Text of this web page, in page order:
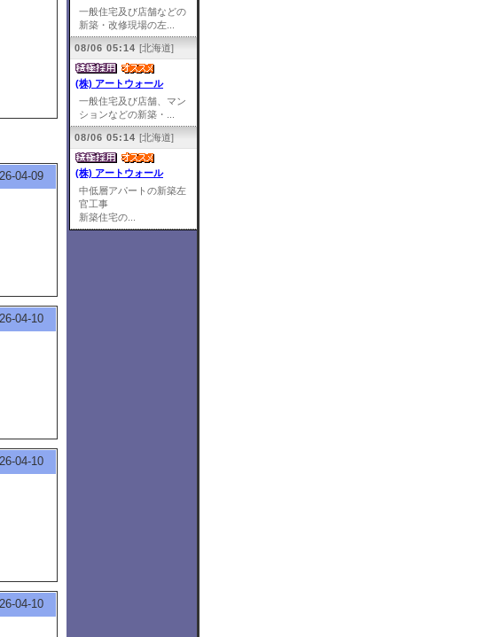
04-09
04-10
04-10
04-10
一般住宅及び店舗などの
新築・改修現場の左...
08/06 05:14 [北海道]
(株) アートウォール
一般住宅及び店舗、マン
ションなどの新築・...
08/06 05:14 [北海道]
(株) アートウォール
中低層アパートの新築左
官工事
新築住宅の...